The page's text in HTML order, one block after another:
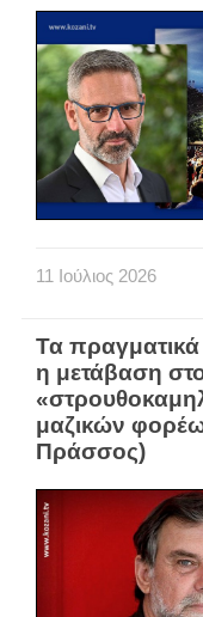
11 Ιούλιος 2026
Τα πραγματικά
η μετάβαση
μαζικών
Πράσσος)